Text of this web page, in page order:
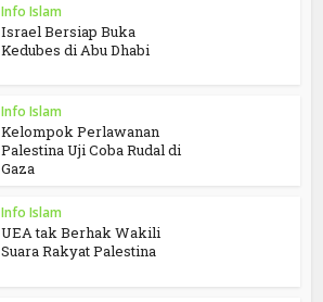
Info Islam
Israel Bersiap Buka
Kedubes di Abu Dhabi
Info Islam
Kelompok Perlawanan
Palestina Uji Coba Rudal di
Gaza
Info Islam
UEA tak Berhak Wakili
Suara Rakyat Palestina